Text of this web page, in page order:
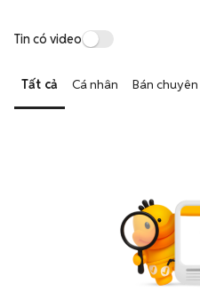
Tin có video
Tất cả Cá nhân Bán chuyên